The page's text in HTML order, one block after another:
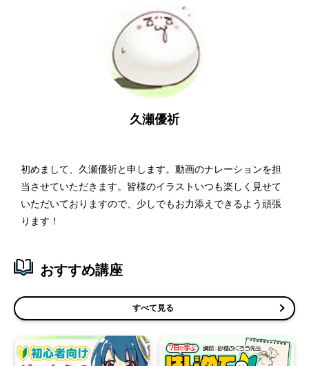
久瀬優祈
初めまして、久瀬優祈と申します。動画のナレーションを担
当させていただきます。皆様のイラストいつも楽しく見せて
いただいておりますので、少しでもお力添えできるよう頑張
ります！
おすすめ講座
すべて見る